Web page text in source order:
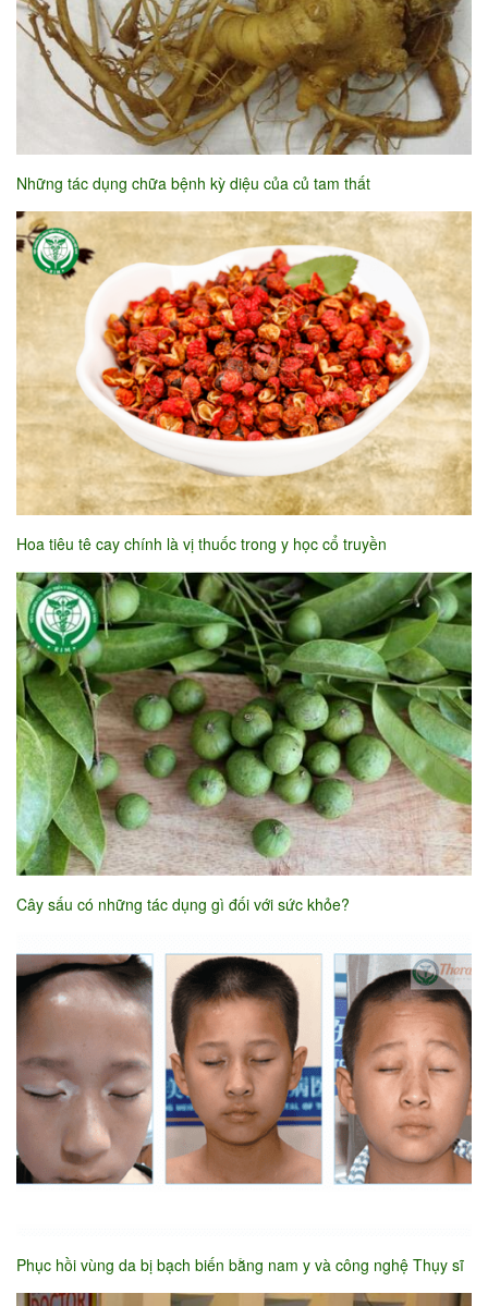
Những tác dụng chữa bệnh kỳ diệu của củ tam thất
Hoa tiêu tê cay chính là vị thuốc trong y học cổ truyền
Cây sấu có những tác dụng gì đối với sức khỏe?
Phục hồi vùng da bị bạch biến bằng nam y và công nghệ Thụy sĩ